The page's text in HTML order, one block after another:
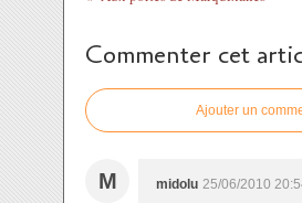
Commenter cet
Ajouter un
M midolu 25/06/2010